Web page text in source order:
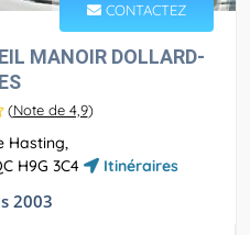
CONTACTEZ
MANOIR DOLLARD-
(Note de 4,9)
Hasting,
H9G 3C4
Itinéraires
2003